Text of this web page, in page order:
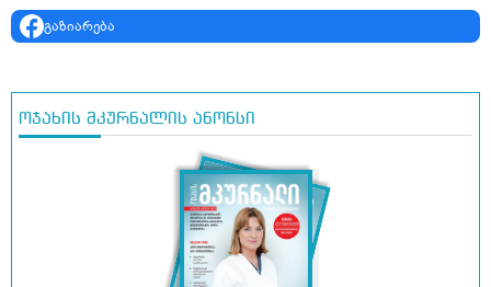
გაზიარება
ოჯახის მკურნალის ანონსი